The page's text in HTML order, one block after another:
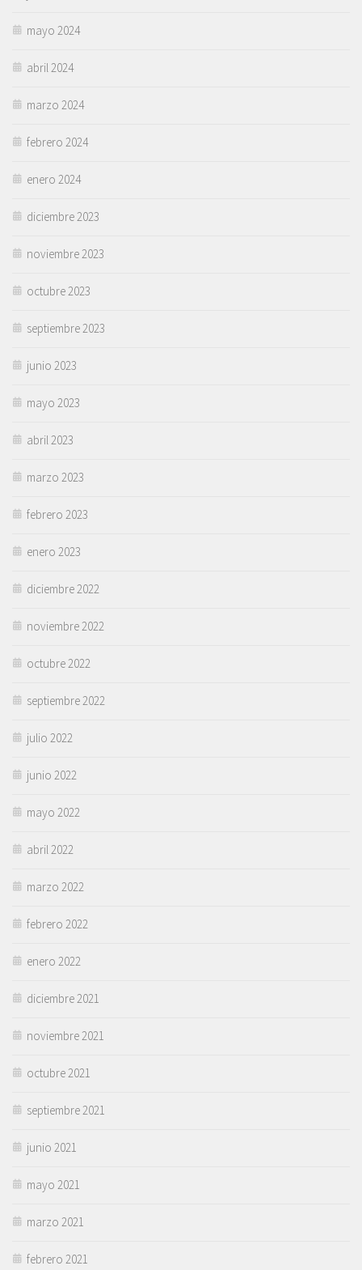
mayo 2024
abril 2024
marzo 2024
febrero 2024
enero 2024
diciembre 2023
noviembre 2023
octubre 2023
septiembre 2023
junio 2023
mayo 2023
abril 2023
marzo 2023
febrero 2023
enero 2023
diciembre 2022
noviembre 2022
octubre 2022
septiembre 2022
julio 2022
junio 2022
mayo 2022
abril 2022
marzo 2022
febrero 2022
enero 2022
diciembre 2021
noviembre 2021
octubre 2021
septiembre 2021
junio 2021
mayo 2021
marzo 2021
febrero 2021